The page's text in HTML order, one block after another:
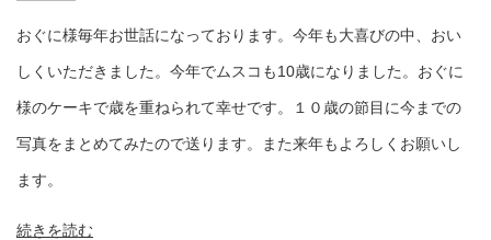
おぐに様毎年お世話になっております。今年も大喜びの中、おい
しくいただきました。今年でムスコも10歳になりました。おぐに
様のケーキで歳を重ねられて幸せです。１０歳の節目に今までの
写真をまとめてみたので送ります。また来年もよろしくお願いし
ます。
続きを読む